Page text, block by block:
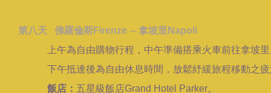
第八天 佛羅倫斯Firenze ─ 拿坡里Napoli
上午為自由購物行程，中午準備搭乘火車前往拿坡里
下午抵達後為自由休息時間，放鬆紓緩旅程移動之疲
飯店： 五星級飯店Grand Hotel Parker。